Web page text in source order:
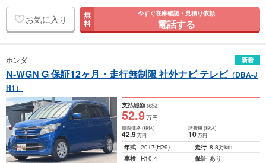
お気に入り 無
料
今すぐ在庫確認・見積り依頼
電話する
ホンダ 新着
N-WGN G 保証12ヶ月・走行無制限 社外ナビ テレビ（DBA-J
H1）
支払総額(税込)
52.9万円
車両価格(税込)
42.9万円
諸費用 (税込)
10 万円
年式 2017(H29) 走行 8.8万km
車検
R10.4 保証 あり